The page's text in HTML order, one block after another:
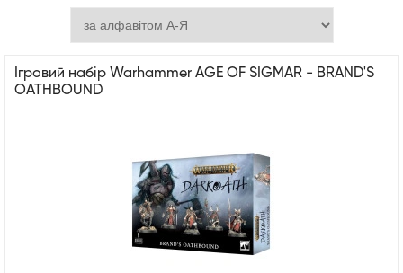
Ігровий набір Warhammer AGE OF SIGMAR - BRAND'S
OATHBOUND